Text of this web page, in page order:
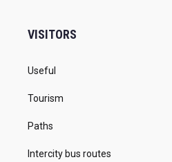
VISITORS
Useful
Tourism
Paths
Intercity bus routes